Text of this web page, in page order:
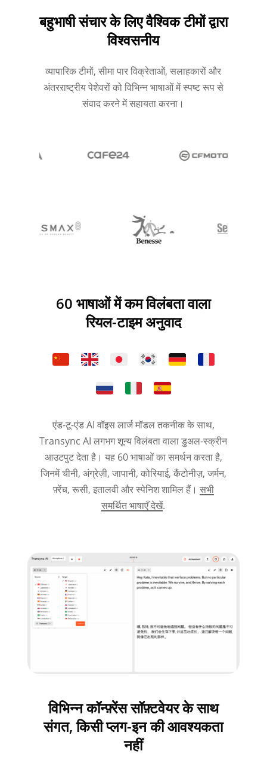
बहुभाषी संचार के लिए वैश्विक टीमों द्वारा
विश्वसनीय
व्यापारिक टीमों, सीमा पार विक्रेताओं, सलाहकारों और
अंतरराष्ट्रीय पेशेवरों को विभिन्न भाषाओं में स्पष्ट रूप से
संवाद करने में सहायता करना।
60 भाषाओं में कम विलंबता वाला
रियल-टाइम अनुवाद
एंड-टू-एंड AI वॉइस लार्ज मॉडल तकनीक के साथ,
Transync AI लगभग शून्य विलंबता वाला डुअल-स्क्रीन
आउटपुट देता है। यह 60 भाषाओं का समर्थन करता है,
जिनमें चीनी, अंग्रेज़ी, जापानी, कोरियाई, कैंटोनीज़, जर्मन,
फ़्रेंच, रूसी, इतालवी और स्पेनिश शामिल हैं। सभी
समर्थित भाषाएँ देखें.
विभिन्न कॉन्फ़्रेंस सॉफ़्टवेयर के साथ
संगत, किसी प्लग-इन की आवश्यकता
नहीं